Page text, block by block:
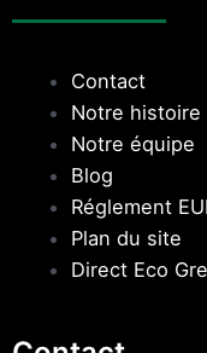
Contact
Notre histoire
Notre équipe
Blog
Réglement
Plan du site
Direct Eco